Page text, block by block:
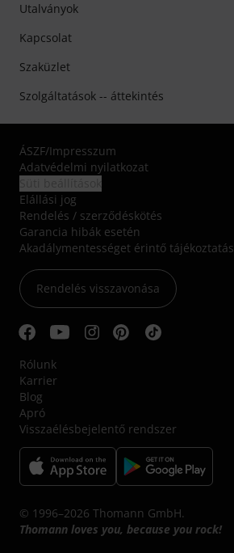
Utalványok
Kapcsolat
Szaküzlet
Szolgáltatások -- áttekintés
ÁSZF/Impresszum
Adatvédelmi nyilatkozat
Elállási jog
Rendelés / szerződéskötés
Garancia hibák esetén
Akadálymentességet érintő tájékoztatás
Rendelés visszavonása
Rólunk
Karrier
Blog
Apró
Visszaélésbejelentő rendszer
© 1996–2026 Thomann GmbH.
Thomann loves you, because you rock!